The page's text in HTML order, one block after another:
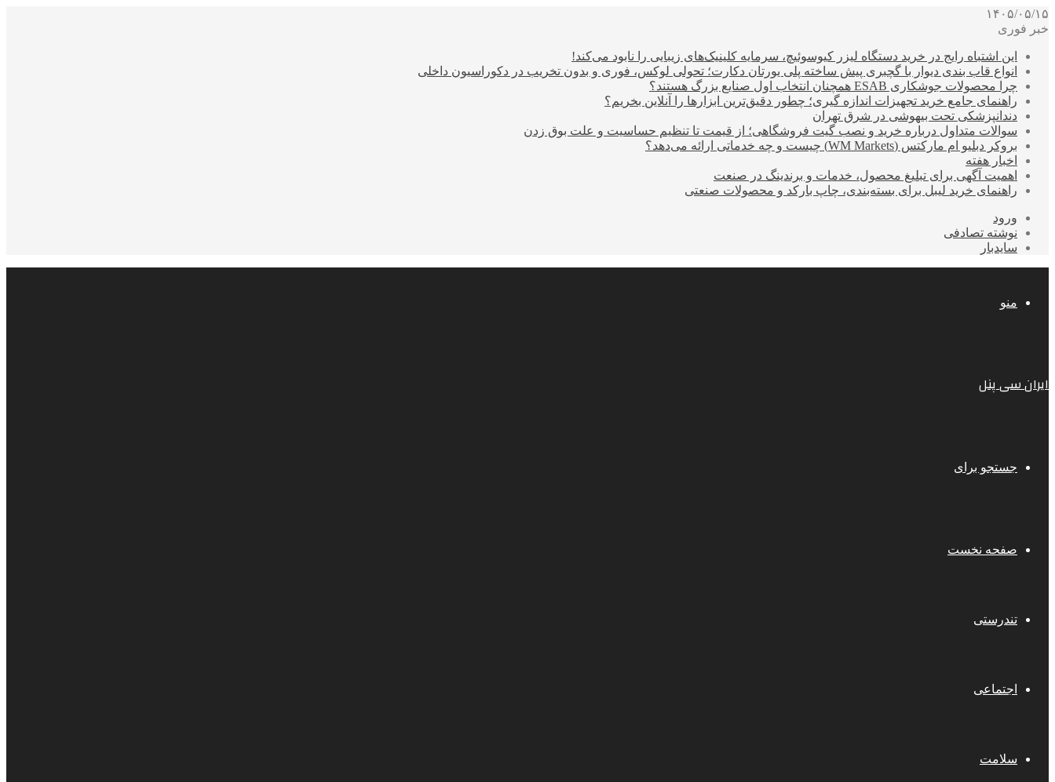
۱۴۰۵/۰۵/۱۵
خبر فوری
این اشتباه رایج در خرید دستگاه لیزر کیوسوئیچ، سرمایه کلینیک‌های زیبایی را نابود می‌کند!
انواع قاب بندی دیوار با گچبری پیش ساخته پلی یورتان دکارت؛ تحولی لوکس، فوری و بدون تخریب در دکوراسیون داخلی
چرا محصولات جوشکاری ESAB همچنان انتخاب اول صنایع بزرگ هستند؟
راهنمای جامع خرید تجهیزات اندازه گیری؛ چطور دقیق‌ترین ابزارها را آنلاین بخریم؟
دندانپزشکی تحت بیهوشی در شرق تهران
سوالات متداول درباره خرید و نصب گیت فروشگاهی؛ از قیمت تا تنظیم حساسیت و علت بوق زدن
بروکر دبلیو ام مارکتس (WM Markets) چیست و چه خدماتی ارائه می‌دهد؟
اخبار هفته
اهمیت آگهی برای تبلیغ محصول، خدمات و برندینگ در صنعت
راهنمای خرید لیبل برای بسته‌بندی، چاپ بارکد و محصولات صنعتی
ورود
نوشته تصادفی
سایدبار
منو
ایران سی پنل
جستجو برای
صفحه نخست
تندرستی
اجتماعی
سلامت